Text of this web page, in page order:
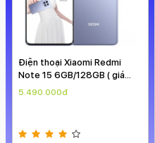
Điện thoại Xiaomi Redmi
Note 14 Pro 8GB/256GB
6.250.000đ